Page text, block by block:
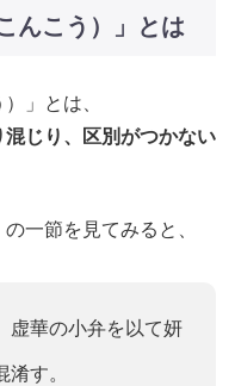
んこう）」とは
」とは、
じり、区別がつかない
一節を見てみると、
虚華の小弁を以て妍
す。